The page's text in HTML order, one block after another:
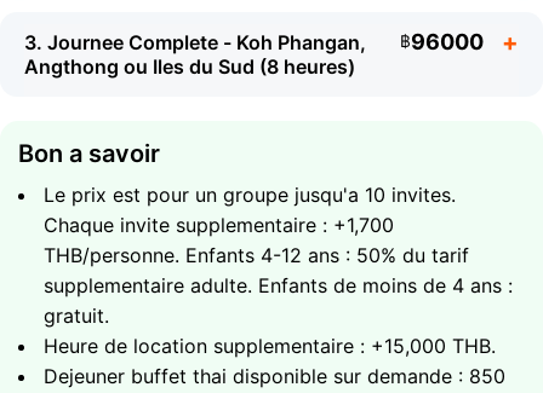
Un appareil photo etanche
Chapeau et protection solaire
A quoi s'attendre
Visite de Koh Tan - snorkeling au recif corallien
Arret plage a Koh Madsum - nourrir les fameux
3. Journee Complete - Koh Phangan,
Angthong ou Iles du Sud (8 heures)
฿96000
A quoi s'attendre
Bon a savoir
Le prix est pour un groupe jusqu'a 10 invites.
Chaque invite supplementaire : +1,700
THB/personne. Enfants 4-12 ans : 50% du tarif
supplementaire adulte. Enfants de moins de 4 ans :
gratuit.
Heure de location supplementaire : +15,000 THB.
Dejeuner buffet thai disponible sur demande : 850